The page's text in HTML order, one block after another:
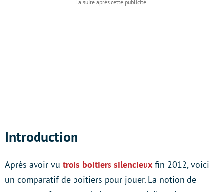
Introduction
Après avoir vu trois boitiers silencieux fin 2012, voici
un comparatif de boitiers pour jouer. La notion de